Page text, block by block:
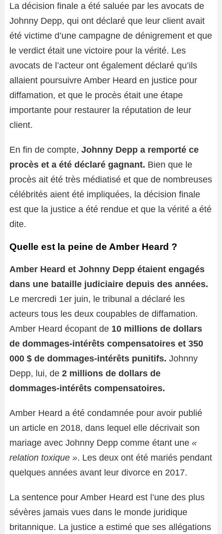
La décision finale a été saluée par les avocats de
Johnny Depp, qui ont déclaré que leur client avait
été victime d’une campagne de dénigrement et que
le verdict était une victoire pour la vérité. Les
avocats de l’acteur ont également déclaré qu’ils
allaient poursuivre Amber Heard en justice pour
diffamation, et que le procès était une étape
importante pour restaurer la réputation de leur
client.
En fin de compte, Johnny Depp a remporté ce
procès et a été déclaré gagnant. Bien que le
procès ait été très médiatisé et que de nombreuses
célébrités aient été impliquées, la décision finale
est que la justice a été rendue et que la vérité a été
dite.
Quelle est la peine de Amber Heard ?
Amber Heard et Johnny Depp étaient engagés
dans une bataille judiciaire depuis des années.
Le mercredi 1er juin, le tribunal a déclaré les
acteurs tous les deux coupables de diffamation.
Amber Heard écopant de 10 millions de dollars
de dommages-intérêts compensatoires et 350
000 $ de dommages-intérêts punitifs. Johnny
Depp, lui, de 2 millions de dollars de
dommages-intérêts compensatoires.
Amber Heard a été condamnée pour avoir publié
un article en 2018, dans lequel elle décrivait son
mariage avec Johnny Depp comme étant une «
relation toxique ». Les deux ont été mariés pendant
quelques années avant leur divorce en 2017.
La sentence pour Amber Heard est l’une des plus
sévères jamais vues dans le monde juridique
britannique. La justice a estimé que ses allégations